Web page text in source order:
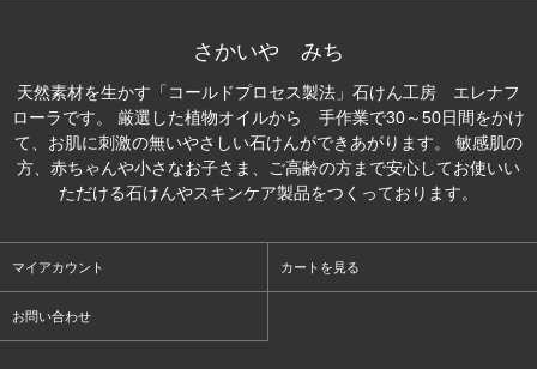
さかいや みち
天然素材を生かす「コールドプロセス製法」石けん工房 エレナフ
ローラです。 厳選した植物オイルから 手作業で30～50日間をかけ
て、お肌に刺激の無いやさしい石けんができあがります。 敏感肌の
方、赤ちゃんや小さなお子さま、ご高齢の方まで安心してお使いい
ただける石けんやスキンケア製品をつくっております。
マイアカウント カートを見る
お問い合わせ